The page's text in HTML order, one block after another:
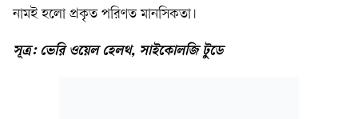
নামই হলো প্রকৃত পরিণত মানসিকতা।
সূত্র: ভেরি ওয়েল হেলথ, সাইকোলজি টুডে